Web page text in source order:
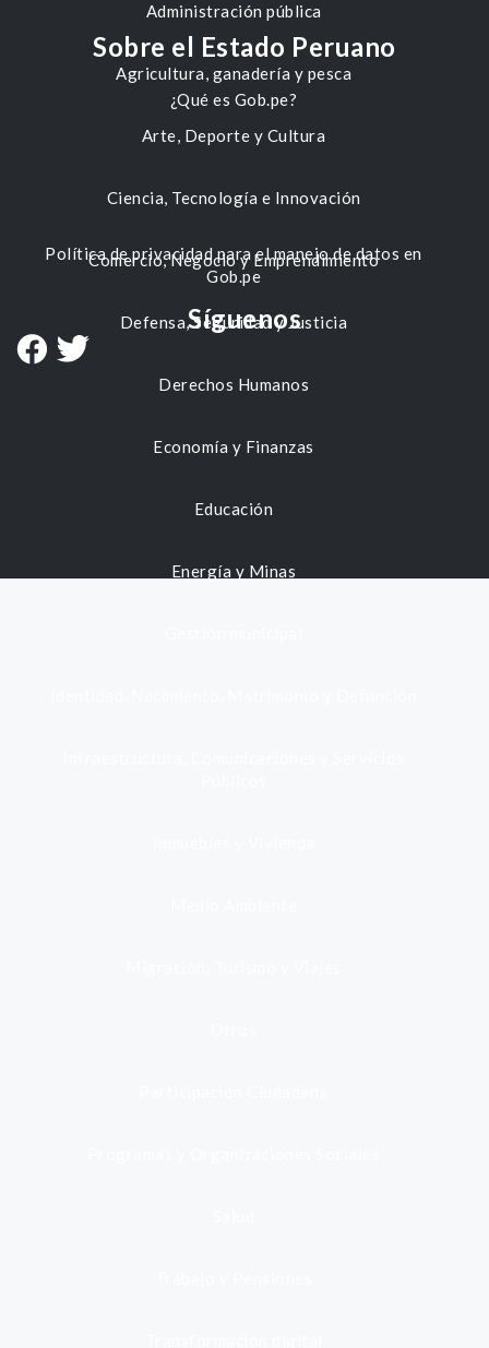
Administración pública
Agricultura, ganadería y pesca
Arte, Deporte y Cultura
Ciencia, Tecnología e Innovación
Comercio, Negocio y Emprendimiento
Defensa, Seguridad y Justicia
Derechos Humanos
Economía y Finanzas
Educación
Energía y Minas
Sobre el Estado Peruano
¿Qué es Gob.pe?
Política de privacidad para el manejo de datos en
Gob.pe
Síguenos